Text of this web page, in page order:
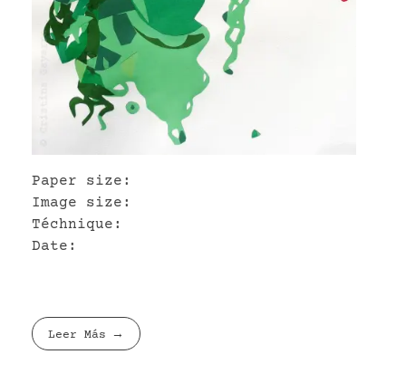
Paper size:
Image size:
Téchnique:
Date:
Leer Más